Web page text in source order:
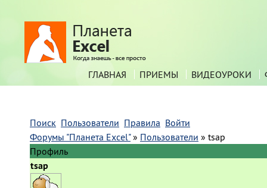
ГЛАВНАЯ ПРИЕМЫ ВИДЕОУРОКИ
Поиск Пользователи Правила Войти
Форумы "Планета Excel" » Пользователи » tsap
Профиль
tsap